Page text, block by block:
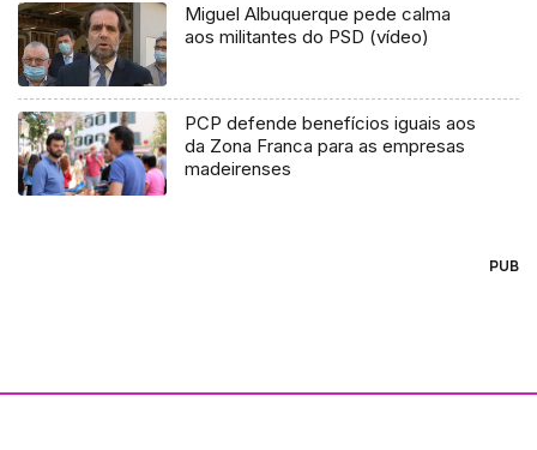
Miguel Albuquerque pede calma
aos militantes do PSD (vídeo)
PCP defende benefícios iguais aos
da Zona Franca para as empresas
madeirenses
PUB